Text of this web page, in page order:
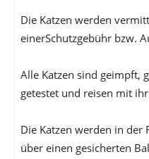
Die Katzen werden
einerSchutzgebühr bzw.
Alle Katzen sind geimpft,
getestet und reisen mit
Die Katzen werden in
über einen gesicherten